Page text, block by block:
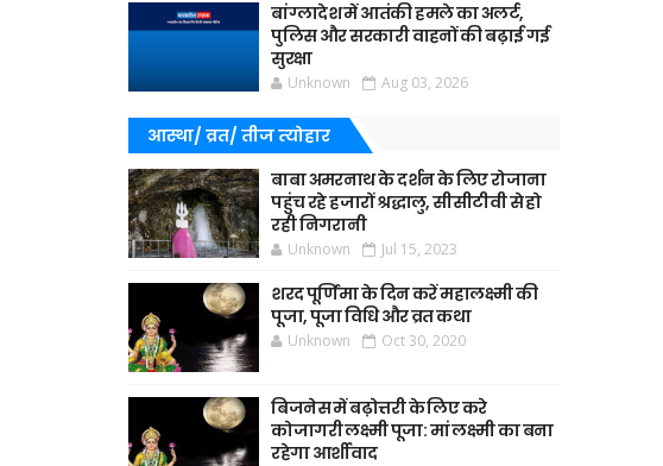
बांग्लादेश में आतंकी हमले का अलर्ट,
पुलिस और सरकारी वाहनों की बढ़ाई गई
सुरक्षा
Unknown Aug 03, 2026
आस्था/ व्रत/ तीज त्‍योहार
बाबा अमरनाथ के दर्शन के लिए रोजाना
पहुंच रहे हजारों श्रद्धालु, सीसीटीवी से हो
रही निगरानी
Unknown Jul 15, 2023
शरद पूर्णिमा के दिन करें महालक्ष्मी की
पूजा, पूजा विधि और व्रत कथा
Unknown Oct 30, 2020
बिजनेस में बढ़ोत्तरी के लिए करे
कोजागरी लक्ष्मी पूजा: मां लक्ष्मी का बना
रहेगा आर्शीवाद